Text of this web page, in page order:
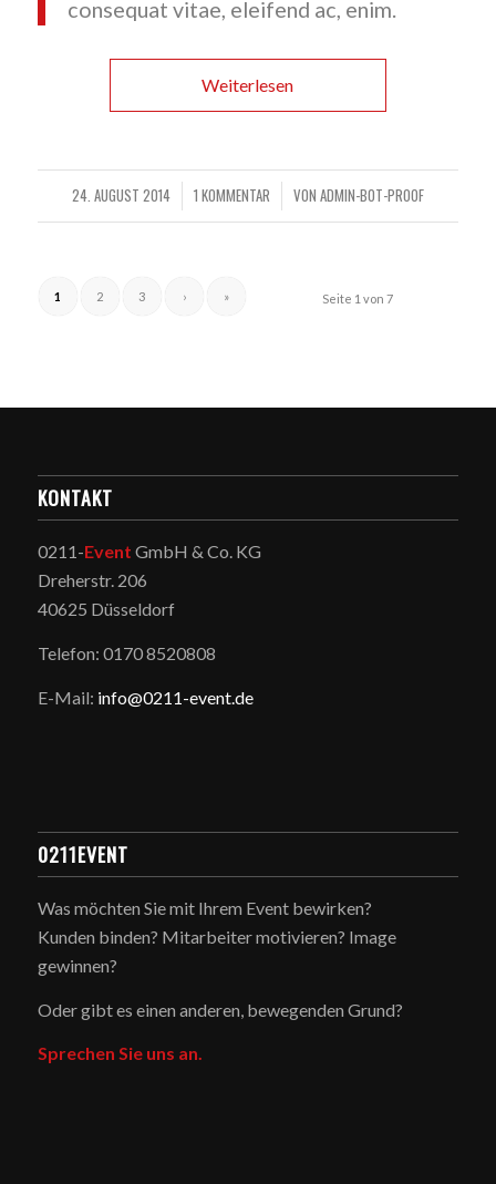
consequat vitae, eleifend ac, enim.
Weiterlesen
24. AUGUST 2014
/ 1 KOMMENTAR
/ VON ADMIN-BOT-PROOF
Seite 1 von 7
1 2 3 › »
KONTAKT
0211-Event GmbH & Co. KG
Dreherstr. 206
40625 Düsseldorf
Telefon: 0170 8520808
E-Mail: info@0211-event.de
0211EVENT
Was möchten Sie mit Ihrem Event bewirken?
Kunden binden? Mitarbeiter motivieren? Image
gewinnen?
Oder gibt es einen anderen, bewegenden Grund?
Sprechen Sie uns an.